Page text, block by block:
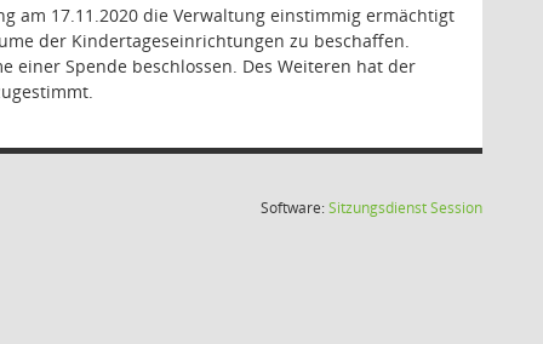
am 17.11.2020 die Verwaltung einstimmig ermächtigt
der Kindertageseinrichtungen zu beschaffen.
einer Spende beschlossen. Des Weiteren hat der
Software:SitzungsdienstSession(Wird in